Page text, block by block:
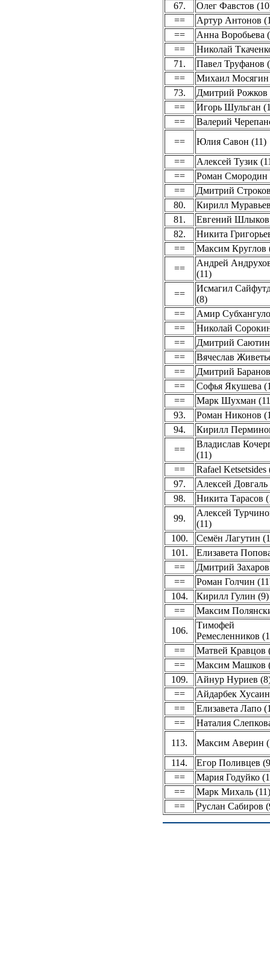
67.
Олег Фавстов
==
Артур Антонов
==
Анна Воробьева
==
Николай
71.
Павел Труфанов
==
Михаил Мосягин
73.
Дмитрий Рожков
==
Игорь Шульган
==
Валерий
==
Юлия Савон (11)
==
Алексей Тузик
==
Роман Смородин
==
Дмитрий
80.
Кирилл
81.
Евгений Шлыков
82.
Никита
==
Максим Круглов
==
Андрей
(11)
==
Исмагил
(8)
==
Амир
==
Николай
==
Дмитрий
==
Вячеслав
==
Дмитрий
==
Софья Якушева
==
Марк Шухман
93.
Роман Никонов
94.
Кирилл
==
Владислав
(11)
==
Rafael Ketsetsides
97.
Алексей Довгаль
98.
Никита Тарасов
99.
Алексей
(11)
100.
Семён Лагутин
101.
Елизавета
==
Дмитрий
==
Роман Голчин
104.
Кирилл Гулин (9)
==
Максим
106.
Тимофей
Ремесленников
==
Матвей Кравцов
==
Максим Машков
109.
Айнур Нуриев
==
Айдарбек
==
Елизавета Лапо
==
Наталия
113.
Максим Аверин
114.
Егор Поливцев
==
Мария Годуйко
==
Марк Михаль (11)
==
Руслан Сабиров